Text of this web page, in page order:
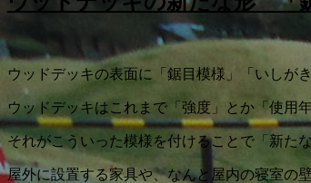
ウッドデッキの表面に「鋸目模様」「いしが
ウッドデッキはこれまで「強度」とか「使用
それがこういった模様を付けることで「新た
屋外に設置する家具や、なんと屋内の寝室の